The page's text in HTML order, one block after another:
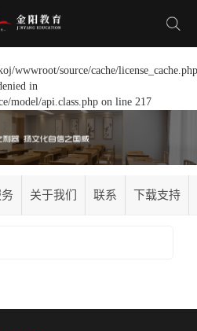
wwwroot/source/cache/
in
model/api.class.php on line 217
关于我们 联系 下载支持